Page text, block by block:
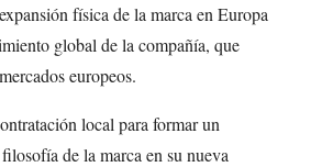
física de la marca en Europa
global de la compañía, que
europeos.
local para formar un
de la marca en su nueva